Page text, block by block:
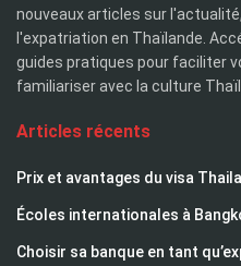
nouveaux articles sur
l'expatriation en Thaïlande.
guides pratiques pour faciliter
familiariser avec la culture
Articles récents
Prix et avantages du visa
Écoles internationales à
Choisir sa banque en tant